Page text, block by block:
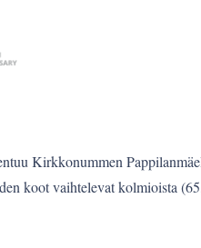
Kirkkonummen
koot vaihtelevat kolmioista